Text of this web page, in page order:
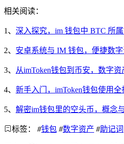
相关阅读：
1、 深入探究，im 钱包中 BTC 所
2、 安卓系统与 IM 钱包，便捷数
3、 从imToken钱包到币安，数字
4、 新手入门，imToken钱包使用全
5、 解密im钱包里的空头币，概念
标签： #钱包 #数字资产 #助记词